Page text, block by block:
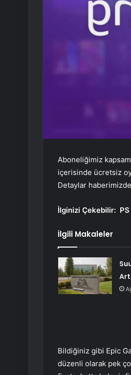
Aboneliğimiz
içerisinde ücretsiz
Detaylar
İlginizi Çekebilir:
İlgili Makaleler
Bildiğiniz gibi Epic
düzenli olarak pek